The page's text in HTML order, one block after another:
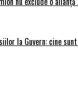
la Guvern: cine